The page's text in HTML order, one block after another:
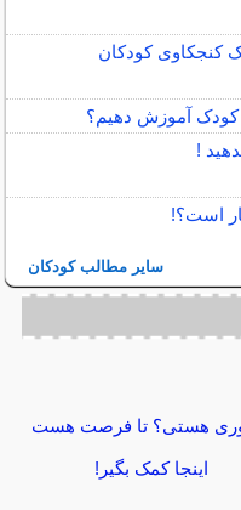
کودک آموزش دهیم؟
!
است؟!
سایر مطالب کودکان
هستی؟ تا فرصت هست
اینجا کمک بگیر!